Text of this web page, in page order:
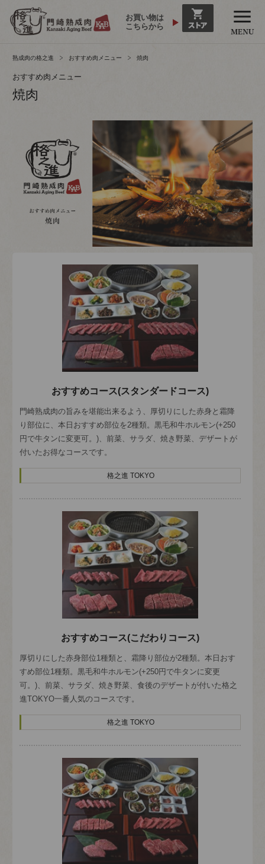
お買い物は
こちらから
熟成肉の格之進 おすすめ肉メニュー 焼肉
おすすめ肉メニュー
焼肉
おすすめコース(スタンダードコース)
門崎熟成肉の旨みを堪能出来るよう、厚切りにした赤身と霜降
り部位に、本日おすすめ部位を2種類。黒毛和牛ホルモン(+250
円で牛タンに変更可。)、前菜、サラダ、焼き野菜、デザートが
付いたお得なコースです。
格之進 TOKYO
おすすめコース(こだわりコース)
厚切りにした赤身部位1種類と、霜降り部位が2種類。本日おす
すめ部位1種類。黒毛和牛ホルモン(+250円で牛タンに変更
可。)、前菜、サラダ、焼き野菜、食後のデザートが付いた格之
進TOKYO一番人気のコースです。
格之進 TOKYO